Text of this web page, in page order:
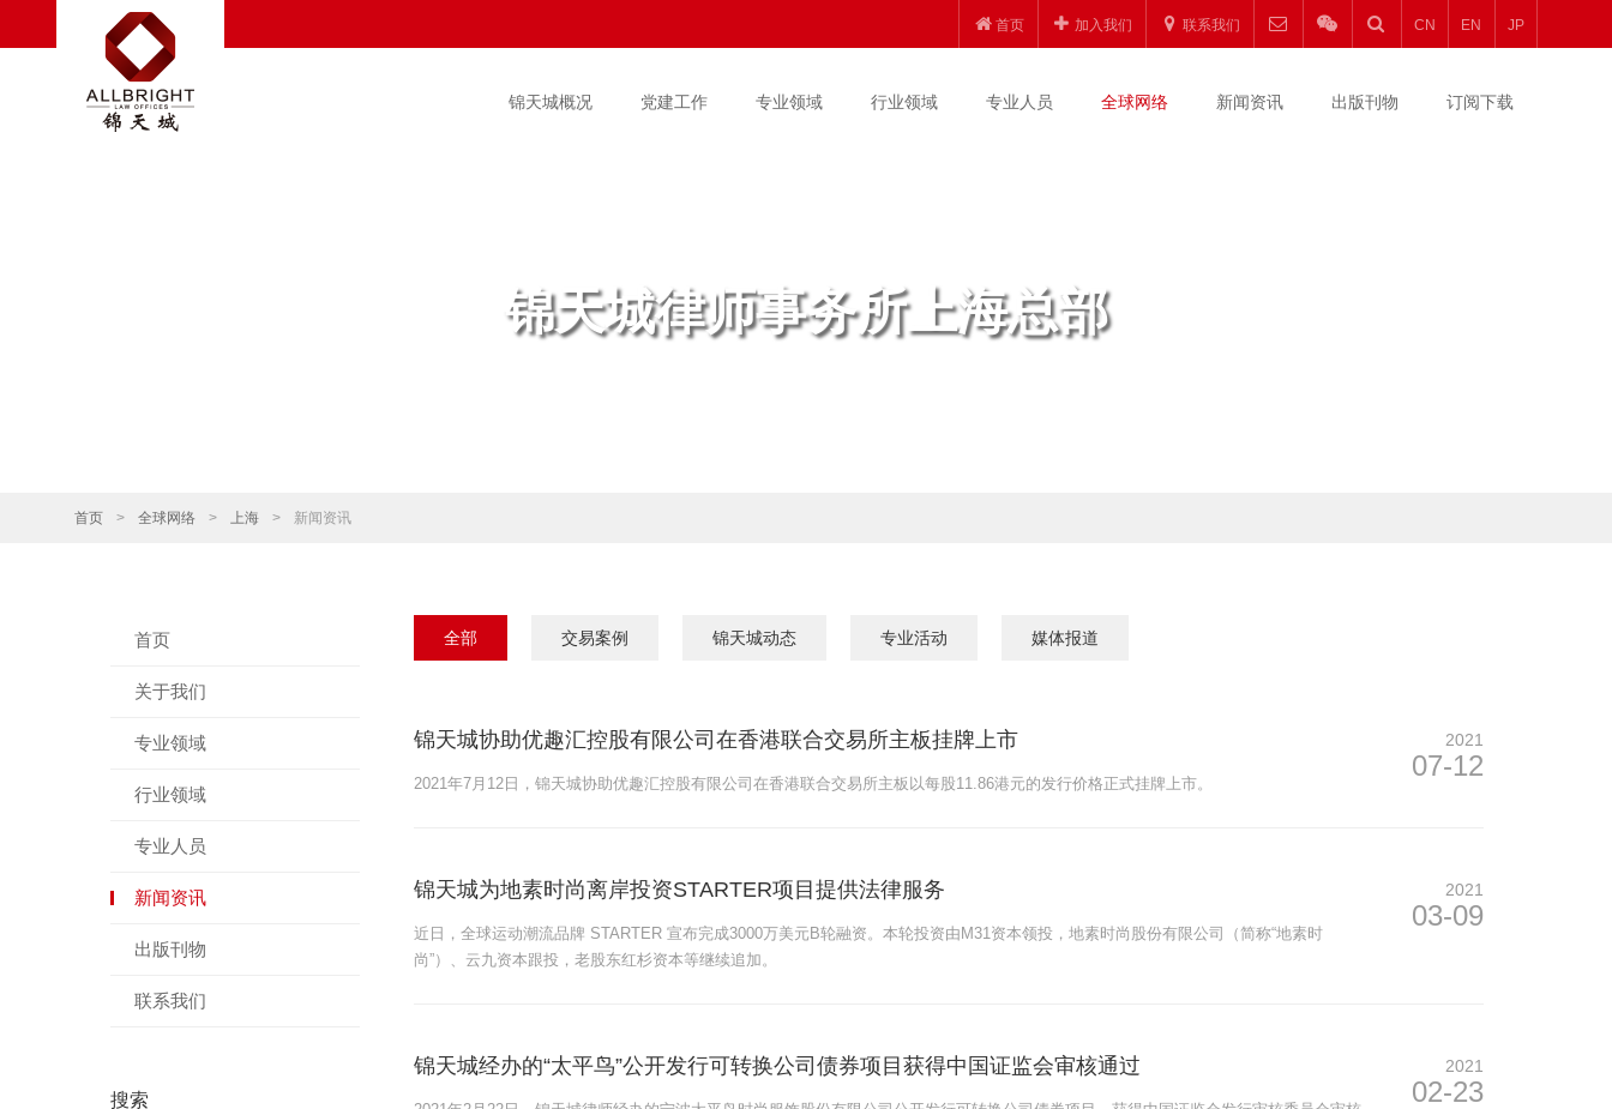
首页 加入我们 联系我们 CN EN JP
锦天城概况 党建工作 专业领域 行业领域 专业人员 全球网络 新闻资讯 出版刊物 订阅下载
锦天城律师事务所上海总部
首页 > 全球网络 > 上海 > 新闻资讯
首页
关于我们
专业领域
行业领域
专业人员
新闻资讯
出版刊物
联系我们
搜索
全部 交易案例 锦天城动态 专业活动 媒体报道
锦天城协助优趣汇控股有限公司在香港联合交易所主板挂牌上市
2021年7月12日，锦天城协助优趣汇控股有限公司在香港联合交易所主板以每股11.86港元的发行价格正式挂牌上市。
2021
07-12
锦天城为地素时尚离岸投资STARTER项目提供法律服务
近日，全球运动潮流品牌 STARTER 宣布完成3000万美元B轮融资。本轮投资由M31资本领投，地素时尚股份有限公司（简称“地素时
尚”）、云九资本跟投，老股东红杉资本等继续追加。
2021
03-09
锦天城经办的“太平鸟”公开发行可转换公司债券项目获得中国证监会审核通过 2021
02-23